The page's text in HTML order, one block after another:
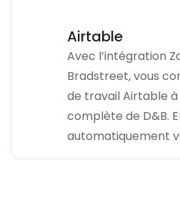
Airtable
Avec l’intégration
Bradstreet, vous
de travail Airtable
complète de D&B.
automatiquement